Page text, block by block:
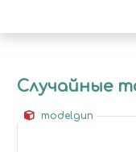
Случайные
modelgun